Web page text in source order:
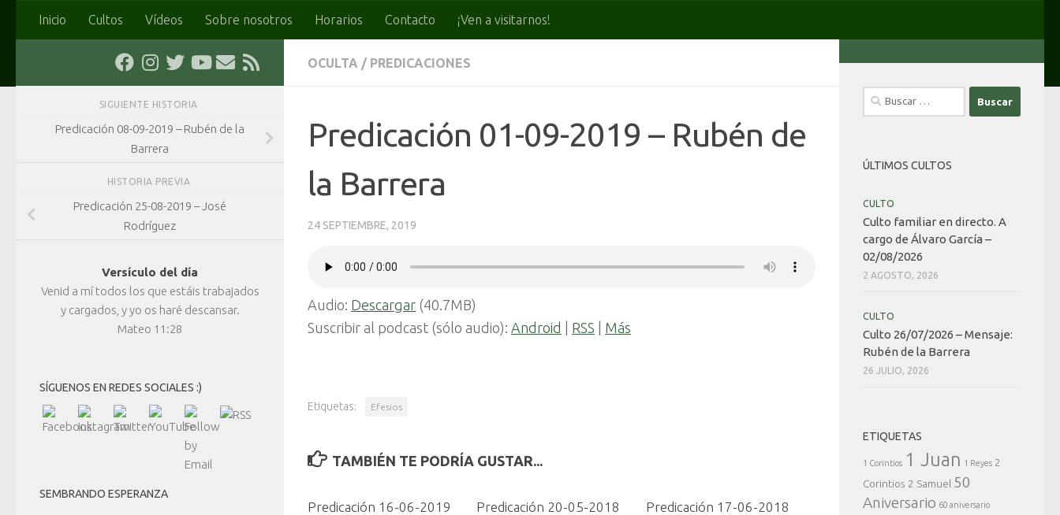
Saltar al contenido
Inicio Cultos Vídeos Sobre nosotros Horarios Contacto ¡Ven a visitarnos!
OCULTA / PREDICACIONES
Predicación 01-09-2019 – Rubén de
la Barrera
24 SEPTIEMBRE, 2019
Audio: Descargar (40.7MB)
Suscribir al podcast (sólo audio): Android RSS Más
Etiquetas: Efesios
TAMBIÉN TE PODRÍA GUSTAR...
Predicación 16-06-2019
Predicación 20-05-2018
Predicación 17-06-2018
SIGUIENTE HISTORIA
Predicación 08-09-2019 – Rubén de la
Barrera
HISTORIA PREVIA
Predicación 25-08-2019 – José
Rodríguez
Versículo del día
Venid a mí todos los que estáis trabajados
y cargados, y yo os haré descansar.
Mateo 11:28
SÍGUENOS EN REDES SOCIALES :)
SEMBRANDO ESPERANZA
Buscar:
ÚLTIMOS CULTOS
CULTO
Culto familiar en directo. A
cargo de Álvaro García –
02/08/2026
2 AGOSTO, 2026
CULTO
Culto 26/07/2026 – Mensaje:
Rubén de la Barrera
26 JULIO, 2026
ETIQUETAS
1 Corintios 1 Juan 1 Reyes 2
Corintios 2 Samuel 50
Aniversario 60 aniversario